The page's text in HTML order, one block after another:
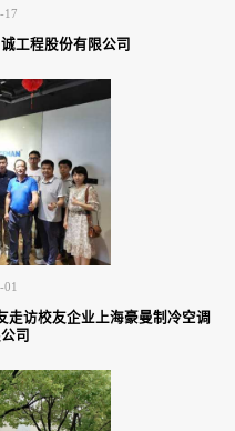
17
工程股份有限公司
01
走访校友企业上海豪曼制冷空调
司